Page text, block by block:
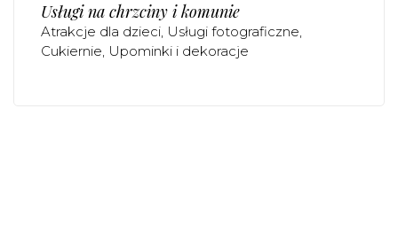
Usługi na chrzciny i komunie
Atrakcje dla dzieci Usługi fotograficzne
Cukiernie Upominki i dekoracje